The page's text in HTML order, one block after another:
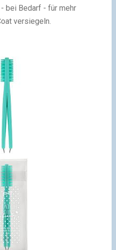
bei Bedarf - für mehr
versiegeln.